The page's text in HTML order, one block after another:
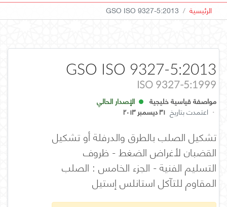
الرئيسية GSO ISO 9327-5:2013
GSO ISO 9327-5:2013
ISO 9327-5:1999
مواصفة قياسية خليجية
الإصدار الحالي
· اعتمدت بتاريخ ٣١ ديسمبر ٢٠١٣
تشكيل الصلب بالطرق والدرفلة أو تشكيل
القضبان لأغراض الضغط - ظروف
التسليم الفنية - الجزء الخامس : الصلب
المقاوم للتآكل استانلس إستيل